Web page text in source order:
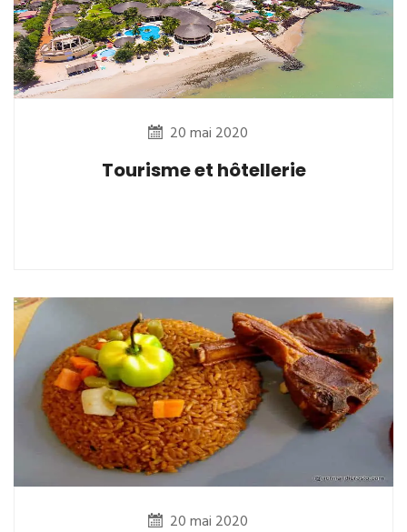
20 mai 2020
Tourisme et hôtellerie
20 mai 2020